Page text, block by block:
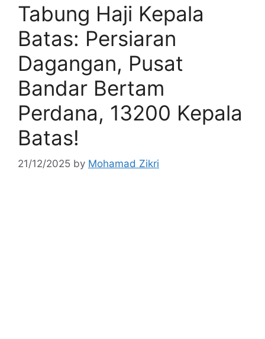
Tabung Haji Kepala
Batas: Persiaran
Dagangan, Pusat
Bandar Bertam
Perdana, 13200 Kepala
Batas!
21/12/2025 by Mohamad Zikri